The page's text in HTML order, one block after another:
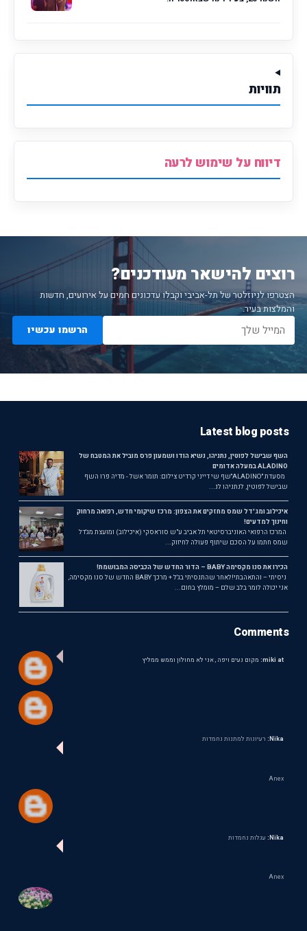
תוויות
דיווח על שימוש לרעה
רוצים להישאר מעודכנים?
הצטרפו לניוזלטר של תל-אביבי וקבלו עדכונים חמים על אירועים, חדשות
והמלצות בעיר.
הרשמו עכשיו
Latest blog posts
השף שבישל לפוטין, נתניהו, נשיא הודו ושמעון פרס מוביל את המטבח של
ALADINO במעלה אדומים
מסעדת ״ALADINO״שף שי דייני קרדיט צילום: תומר אשל - מדיה פרו השף
שבישל לפוטין, לנתניהו לנ...
איכילוב ומג'דל שמס מחזקים את הצפון: מרכז שיקומי חדש, רפואה מרחוק
וחינוך למדעים!
המרכז הרפואי האוניברסיטאי תל אביב ע"ש סוראסקי (איכילוב) ומועצת מג'דל
שמס חתמו על הסכם שיתוף פעולה לחיזוק...
הכירו את סנו מקסימה BABY – הדור החדש של הכביסה המבושמת!
ניסיתי – והתאהבתי!לאחר שהתנסיתי בג'ל + מרכך BABY החדש של סנו מקסימה,
אני יכולה לומר בלב שלם – מומלץ בחום...
Comments
miki at: מקום נעים ויפה , אני לא מחולון וממש ממליץ
Nika: רעיונות למתנות נחמדות
Anex
Nika: עגלות נחמדות
Anex